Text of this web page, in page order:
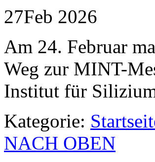
27Feb 2026
Am 24. Februar
Weg zur MINT-
Institut für
Kategorie:
NACH OBEN